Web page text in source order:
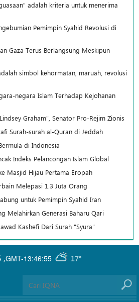
adalah kriteria untuk menerima
Pemimpin Syahid Revolusi di
Gaza Terus Berlangsung Meskipun
simbol kehormatan, maruah, revolusi
negara Islam Terhadap Kejohanan
Graham", Senator Pro-Rejim Zionis
Surah-surah al-Quran di Jeddah
di Indonesia
Indeks Pelancongan Islam Global
Masjid Hijau Pertama Eropah
Melepasi 1.3 Juta Orang
untuk Pemimpin Syahid Iran
Melahirkan Generasi Baharu Qari
Kashefi Dari Surah "Syura"
GMT-13:46:55 17°
,